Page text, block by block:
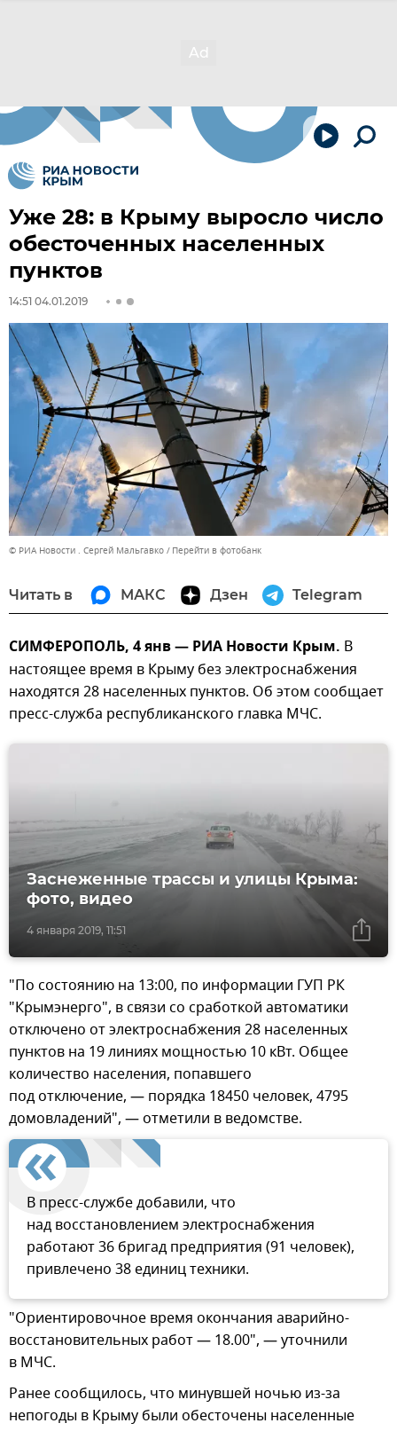
Уже 28: в Крыму выросло число
обесточенных населенных
пунктов
14:51 04.01.2019
© РИА Новости . Сергей Мальгавко Перейти в фотобанк
Читать в МАКС Дзен Telegram
СИМФЕРОПОЛЬ, 4 янв — РИА Новости Крым. В
настоящее время в Крыму без электроснабжения
находятся 28 населенных пунктов. Об этом сообщает
пресс-служба республиканского главка МЧС.
4 января 2019, 11:51
Заснеженные трассы и улицы Крыма:
фото, видео
"По состоянию на 13:00, по информации ГУП РК
"Крымэнерго", в связи со сработкой автоматики
отключено от электроснабжения 28 населенных
пунктов на 19 линиях мощностью 10 кВт. Общее
количество населения, попавшего
под отключение, — порядка 18450 человек, 4795
домовладений", — отметили в ведомстве.
В пресс-службе добавили, что
над восстановлением электроснабжения
работают 36 бригад предприятия (91 человек),
привлечено 38 единиц техники.
"Ориентировочное время окончания аварийно-
восстановительных работ — 18.00", — уточнили
в МЧС.
Ранее сообщилось, что минувшей ночью из-за
непогоды в Крыму были обесточены населенные